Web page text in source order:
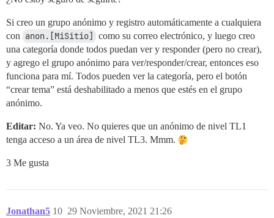
Si creo un grupo anónimo y registro automáticamente a cualquiera
con anon.[MiSitio]
como su correo electrónico, y luego creo
una categoría donde todos puedan ver y responder (pero no crear),
y agrego el grupo anónimo para ver/responder/crear, entonces eso
funciona para mí. Todos pueden ver la categoría, pero el botón
“crear tema” está deshabilitado a menos que estés en el grupo
anónimo.
Editar: No. Ya veo. No quieres que un anónimo de nivel TL1
tenga acceso a un área de nivel TL3. Mmm.
3 Me gusta
Jonathan5 29 Noviembre, 2021 21:26
10